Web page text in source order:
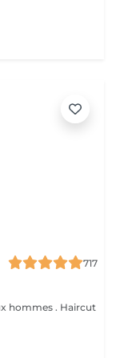
717
hommes . Haircut